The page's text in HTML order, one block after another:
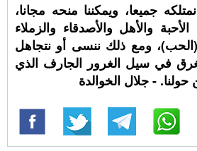
جميعا، ويمكننا منحه مجانا،
والأهل والأصدقاء والزملاء
ومع ذلك ننسى أو نتجاهل
في سيل الغرور الجارف الذي
- جلال الخوالدة